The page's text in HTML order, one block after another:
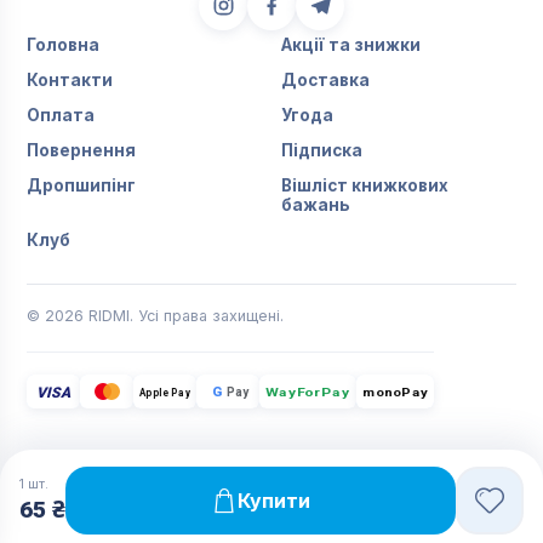
1 шт.
65 ₴ Купити
Головна
Акції та знижки
Контакти
Доставка
Оплата
Угода
Повернення
Підписка
Дропшипінг
Вішліст книжкових
бажань
Клуб
© 2026 RIDMI. Усі права захищені.
VISA Apple Pay G Pay WayForPay monoPay